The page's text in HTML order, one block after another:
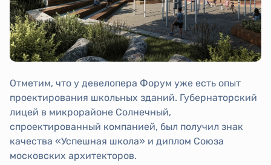
Отметим, что у девелопера Форум уже есть опыт
проектирования школьных зданий. Губернаторский
лицей в микрорайоне Солнечный,
спроектированный компанией, был получил знак
качества «Успешная школа» и диплом Союза
московских архитекторов.